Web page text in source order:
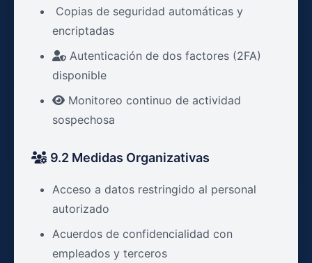
Copias de seguridad automáticas y
encriptadas
Autenticación de dos factores (2FA)
disponible
Monitoreo continuo de actividad
sospechosa
9.2 Medidas Organizativas
Acceso a datos restringido al personal
autorizado
Acuerdos de confidencialidad con
empleados y terceros